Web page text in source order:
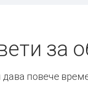
за
дава повече